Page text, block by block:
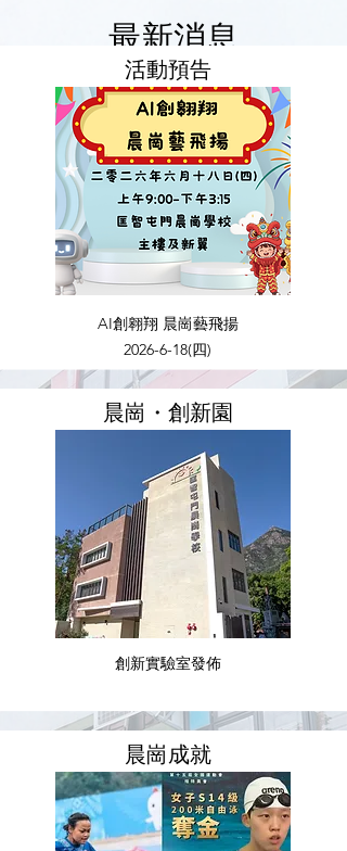
​最新消息
​活動預告
AI創翱翔 晨崗藝飛揚
2026-6-18(四)
​晨崗・創新園
創新實驗室發佈
晨​崗成就